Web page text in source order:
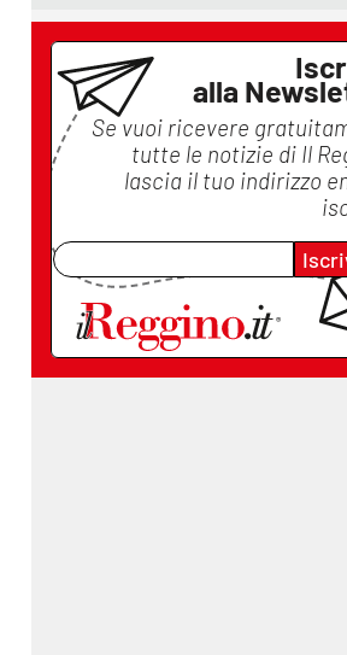
alla
Se vuoi ricevere
tutte le notizie di Il
lascia il tuo indirizzo